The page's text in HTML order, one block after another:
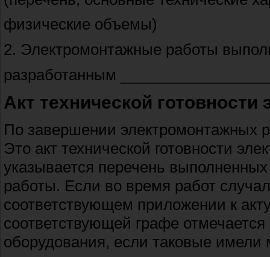
физические объемы)
2. Электромонтажные работы
разработанным
Акт технической
По завершении электромонтажных
Это акт технической готовности
указывается перечень
работы. Если во время работ
соответствующем приложении к
соответствующей графе
оборудования, если таковые имели